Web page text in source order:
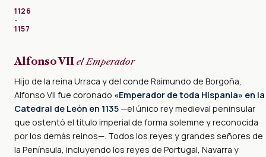
1126
–
1157
Alfonso VII el Emperador
Hijo de la reina Urraca y del conde Raimundo de Borgoña,
Alfonso VII fue coronado «Emperador de toda Hispania» en la
Catedral de León en 1135—el único rey medieval peninsular
que ostentó el título imperial de forma solemne y reconocida
por los demás reinos—. Todos los reyes y grandes señores de
la Península, incluyendo los reyes de Portugal, Navarra y